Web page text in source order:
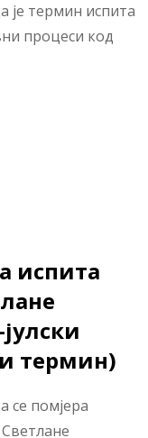
је термин испита
процеси код
испита
термин)
се помјера